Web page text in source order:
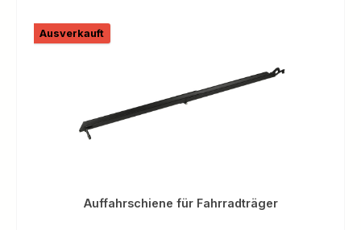
Ausverkauft
Auffahrschiene für Fahrradträger